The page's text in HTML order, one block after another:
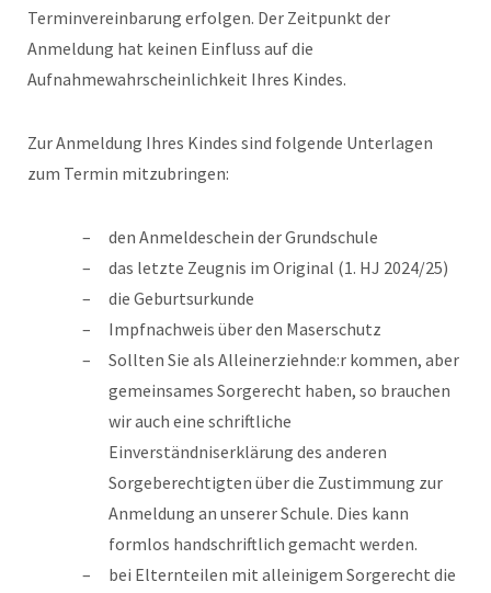
Terminvereinbarung erfolgen. Der Zeitpunkt der
Anmeldung hat keinen Einfluss auf die
Aufnahmewahrscheinlichkeit Ihres Kindes.
Zur Anmeldung Ihres Kindes sind folgende Unterlagen
zum Termin mitzubringen:
den Anmeldeschein der Grundschule
das letzte Zeugnis im Original (1. HJ 2024/25)
die Geburtsurkunde
Impfnachweis über den Maserschutz
Sollten Sie als Alleinerziehnde:r kommen, aber
gemeinsames Sorgerecht haben, so brauchen
wir auch eine schriftliche
Einverständniserklärung des anderen
Sorgeberechtigten über die Zustimmung zur
Anmeldung an unserer Schule. Dies kann
formlos handschriftlich gemacht werden.
bei Elternteilen mit alleinigem Sorgerecht die